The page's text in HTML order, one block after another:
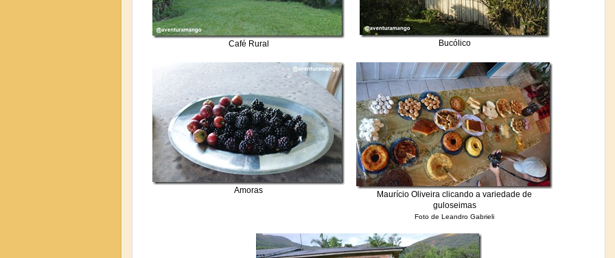
Café Rural Bucólico
Amoras
Maurício Oliveira clicando a variedade de
guloseimas
Foto de Leandro Gabrieli